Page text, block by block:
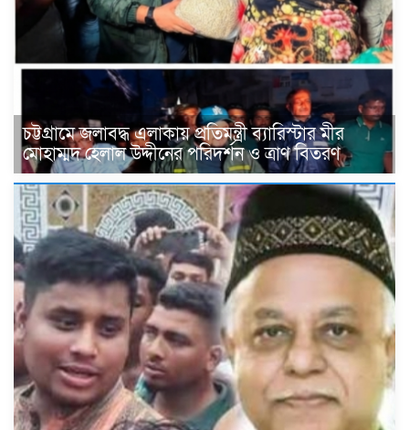
চট্টগ্রামে জলাবদ্ধ এলাকায় প্রতিমন্ত্রী ব্যারিস্টার মীর
মোহাম্মদ হেলাল উদ্দীনের পরিদর্শন ও ত্রাণ বিতরণ